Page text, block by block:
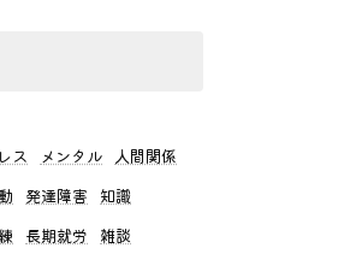
ス メンタル 人間関係
発達障害
知識
長期就労 雑談